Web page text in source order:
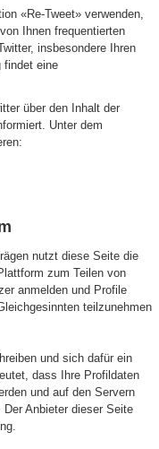
«Re-Tweet» verwenden,
Ihnen frequentierten
insbesondere Ihren
findet eine
über den Inhalt der
Unter dem
nutzt diese Seite die
zum Teilen von
anmelden und Profile
teilzunehmen
und sich dafür ein
dass Ihre Profildaten
und auf den Servern
Anbieter dieser Seite